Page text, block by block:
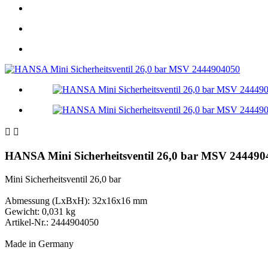
 
HANSA Mini Sicherheitsventil 26,0 bar MSV
Mini Sicherheitsventil 26,0 bar
Abmessung (LxBxH): 32x16x16 mm
Gewicht: 0,031 kg
Artikel-Nr.: 2444904050
Made in Germany